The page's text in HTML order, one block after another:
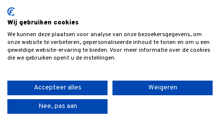
Levertijd
Prijs
12 of meer
€ 45,63
Artikelnummer
6103.710.00
Wij gebruiken cookies
We kunnen deze plaatsen voor analyse van onze bezoekersgegevens, om
onze website te verbeteren, gepersonaliseerde inhoud te tonen en om u een
geweldige website-ervaring te bieden. Voor meer informatie over de cookies
die we gebruiken opent u de instellingen.
Accepteer alles Weigeren
Nee, pas aan